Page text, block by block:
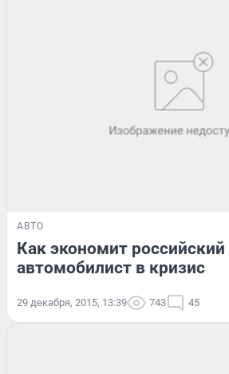
АВТО
Как экономит российский
автомобилист в кризис
29 декабря, 2015, 13:39 743 45